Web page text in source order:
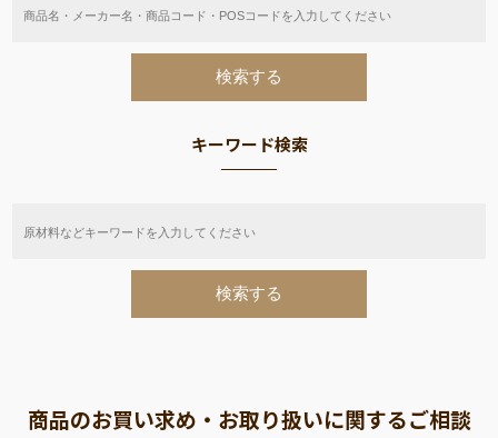
キーワード検索
商品のお買い求め・お取り扱いに関するご相談